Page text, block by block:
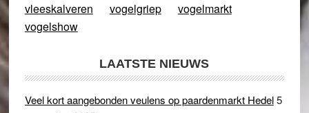
vleeskalveren
vogelgriep
vogelmarkt
vogelshow
LAATSTE NIEUWS
Veel kort aangebonden veulens op paardenmarkt Hedel5